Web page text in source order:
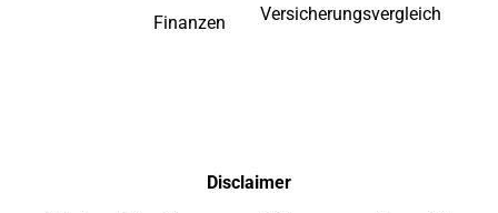
Finanzen Versicherungsvergleich
Disclaimer